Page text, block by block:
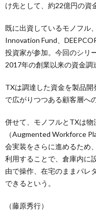
け先として、約22億円の資
既に出資しているモノフル
Innovation Fund、
投資家が参加。今回のシリ
2017年の創業以来の資金調
TXは調達した資金を製品
で広がりつつある顧客層へ
併せて、モノフルとTXは
（Augmented Workforce
会実装をさらに進めるため
利用することで、倉庫内に
由で操作、在宅のままパレ
できるという。
（藤原秀行）